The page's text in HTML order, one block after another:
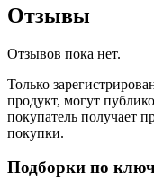
Отзывы
Отзывов пока нет.
Только
продукт, могут
покупатель получает
покупки.
Подборки по